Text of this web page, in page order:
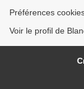
Préférences
Voir le profil de